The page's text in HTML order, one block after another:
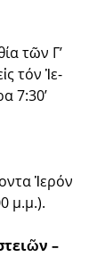
τῶν Γ’
τόν Ἱε­
7:30’
Ἱερόν
μ.μ.).
–